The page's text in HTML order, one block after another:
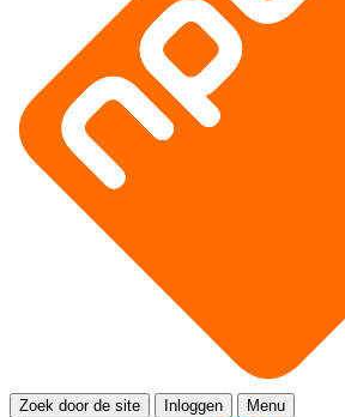
Zoek door de site Inloggen Menu